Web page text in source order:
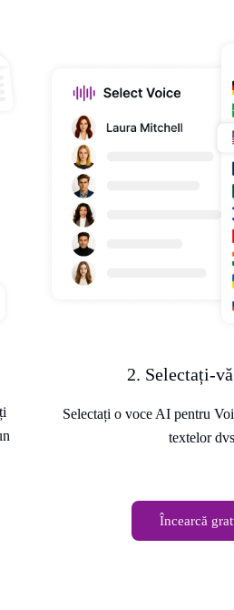
2. Selectați-
Selectați o voce AI pentru
textelor
Încearcă